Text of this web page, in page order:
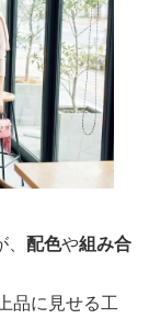
配色や組み合
品に見せる工